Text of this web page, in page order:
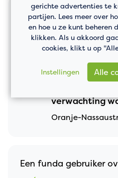
Dhr. Kortleve over ons:
8,8
Van begin tot
geadviseerd
plaatsen van
tuin is pas
verwachting
om hoefden te
Oranje-
Een funda gebruiker
gerichte advertenties te
partijen. Lees meer over
en hoe u ze kunt beheren
klikken. Als u akkoord
cookies, klikt u op
Instellingen Alle